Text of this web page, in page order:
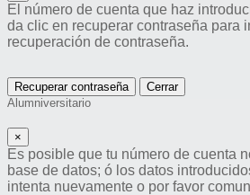
El número de cuenta que haz
da clic en recuperar contraseña para
recuperación de contraseña.
Recuperar contraseña
Cerrar
Alumniversitario
×
Es posible que tu número de cuenta
base de datos; ó los datos
intenta nuevamente o por favor